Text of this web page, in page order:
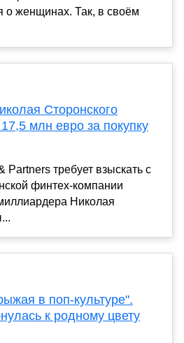
о женщинах. Так, в своём
Сторонского
млн евро за покупку
Partners требует взыскать с
финтех-компании
Николая
в поп-культуре".
к родному цвету